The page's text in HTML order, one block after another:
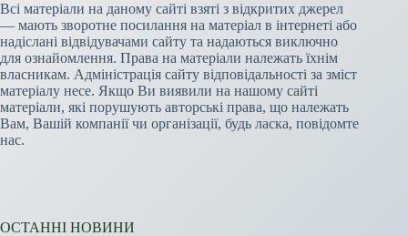
Всі матеріали на даному сайті взяті з відкритих джерел
— мають зворотне посилання на матеріал в інтернеті або
надіслані відвідувачами сайту та надаються виключно
для ознайомлення. Права на матеріали належать їхнім
власникам. Адміністрація сайту відповідальності за зміст
матеріалу несе. Якщо Ви виявили на нашому сайті
матеріали, які порушують авторські права, що належать
Вам, Вашій компанії чи організації, будь ласка, повідомте
нас.
ОСТАННІ НОВИНИ